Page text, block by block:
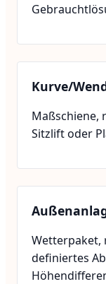
Kurve/
Maßschiene,
Sitzlift oder
Wetterpaket,
definiertes